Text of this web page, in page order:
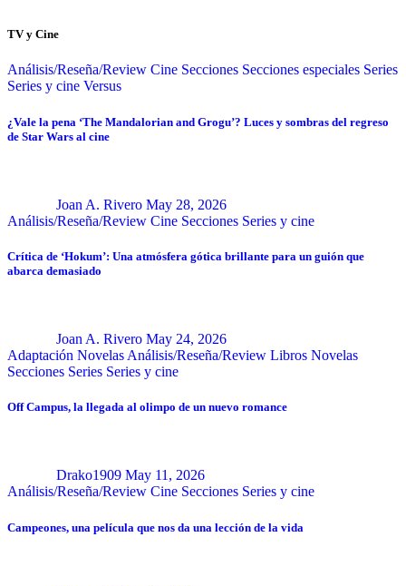
TV y Cine
Análisis/Reseña/Review Cine Secciones Secciones especiales Series
Series y cine Versus
¿Vale la pena ‘The Mandalorian and Grogu’? Luces y sombras del regreso
de Star Wars al cine
Joan A. Rivero May 28, 2026
Análisis/Reseña/Review Cine Secciones Series y cine
Crítica de ‘Hokum’: Una atmósfera gótica brillante para un guión que
abarca demasiado
Joan A. Rivero May 24, 2026
Adaptación Novelas Análisis/Reseña/Review Libros Novelas
Secciones Series Series y cine
Off Campus, la llegada al olimpo de un nuevo romance
Drako1909 May 11, 2026
Análisis/Reseña/Review Cine Secciones Series y cine
Campeones, una película que nos da una lección de la vida